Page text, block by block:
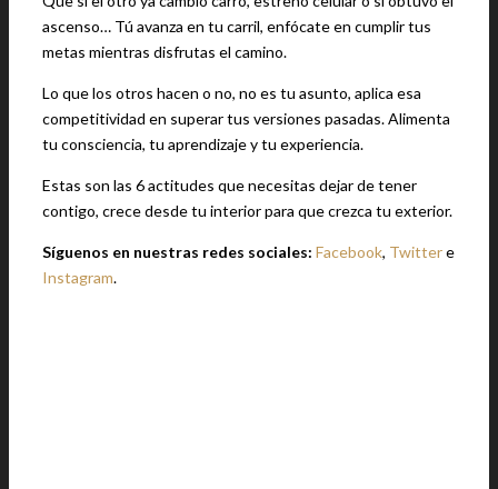
ascenso… Tú avanza en tu carril, enfócate en cumplir tus
metas mientras disfrutas el camino.
Lo que los otros hacen o no, no es tu asunto, aplica esa
competitividad en superar tus versiones pasadas. Alimenta
tu consciencia, tu aprendizaje y tu experiencia.
Estas son las 6 actitudes que necesitas dejar de tener
contigo, crece desde tu interior para que crezca tu exterior.
Síguenos en nuestras redes sociales: Facebook, Twittere
Instagram.